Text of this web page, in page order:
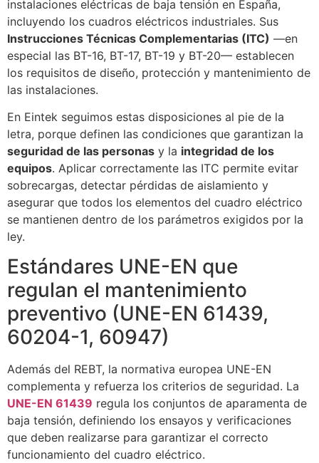
instalaciones eléctricas de baja tensión en España,
incluyendo los cuadros eléctricos industriales. Sus
Instrucciones Técnicas Complementarias (ITC) —en
especial las BT-16, BT-17, BT-19 y BT-20— establecen
los requisitos de diseño, protección y mantenimiento de
las instalaciones.
En Eintek seguimos estas disposiciones al pie de la
letra, porque definen las condiciones que garantizan la
seguridad de las personas y la integridad de los
equipos. Aplicar correctamente las ITC permite evitar
sobrecargas, detectar pérdidas de aislamiento y
asegurar que todos los elementos del cuadro eléctrico
se mantienen dentro de los parámetros exigidos por la
ley.
Estándares UNE-EN que
regulan el mantenimiento
preventivo (UNE-EN 61439,
60204-1, 60947)
Además del REBT, la normativa europea UNE-EN
complementa y refuerza los criterios de seguridad. La
UNE-EN 61439 regula los conjuntos de aparamenta de
baja tensión, definiendo los ensayos y verificaciones
que deben realizarse para garantizar el correcto
funcionamiento del cuadro eléctrico.